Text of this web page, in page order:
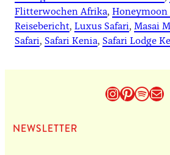
Flitterwochen Afrika, Honeymoon
Reisebericht, Luxus Safari, Masai
Safari, Safari Kenia, Safari Lodge
Instagram
E-Mail
NEWS­LET­TER